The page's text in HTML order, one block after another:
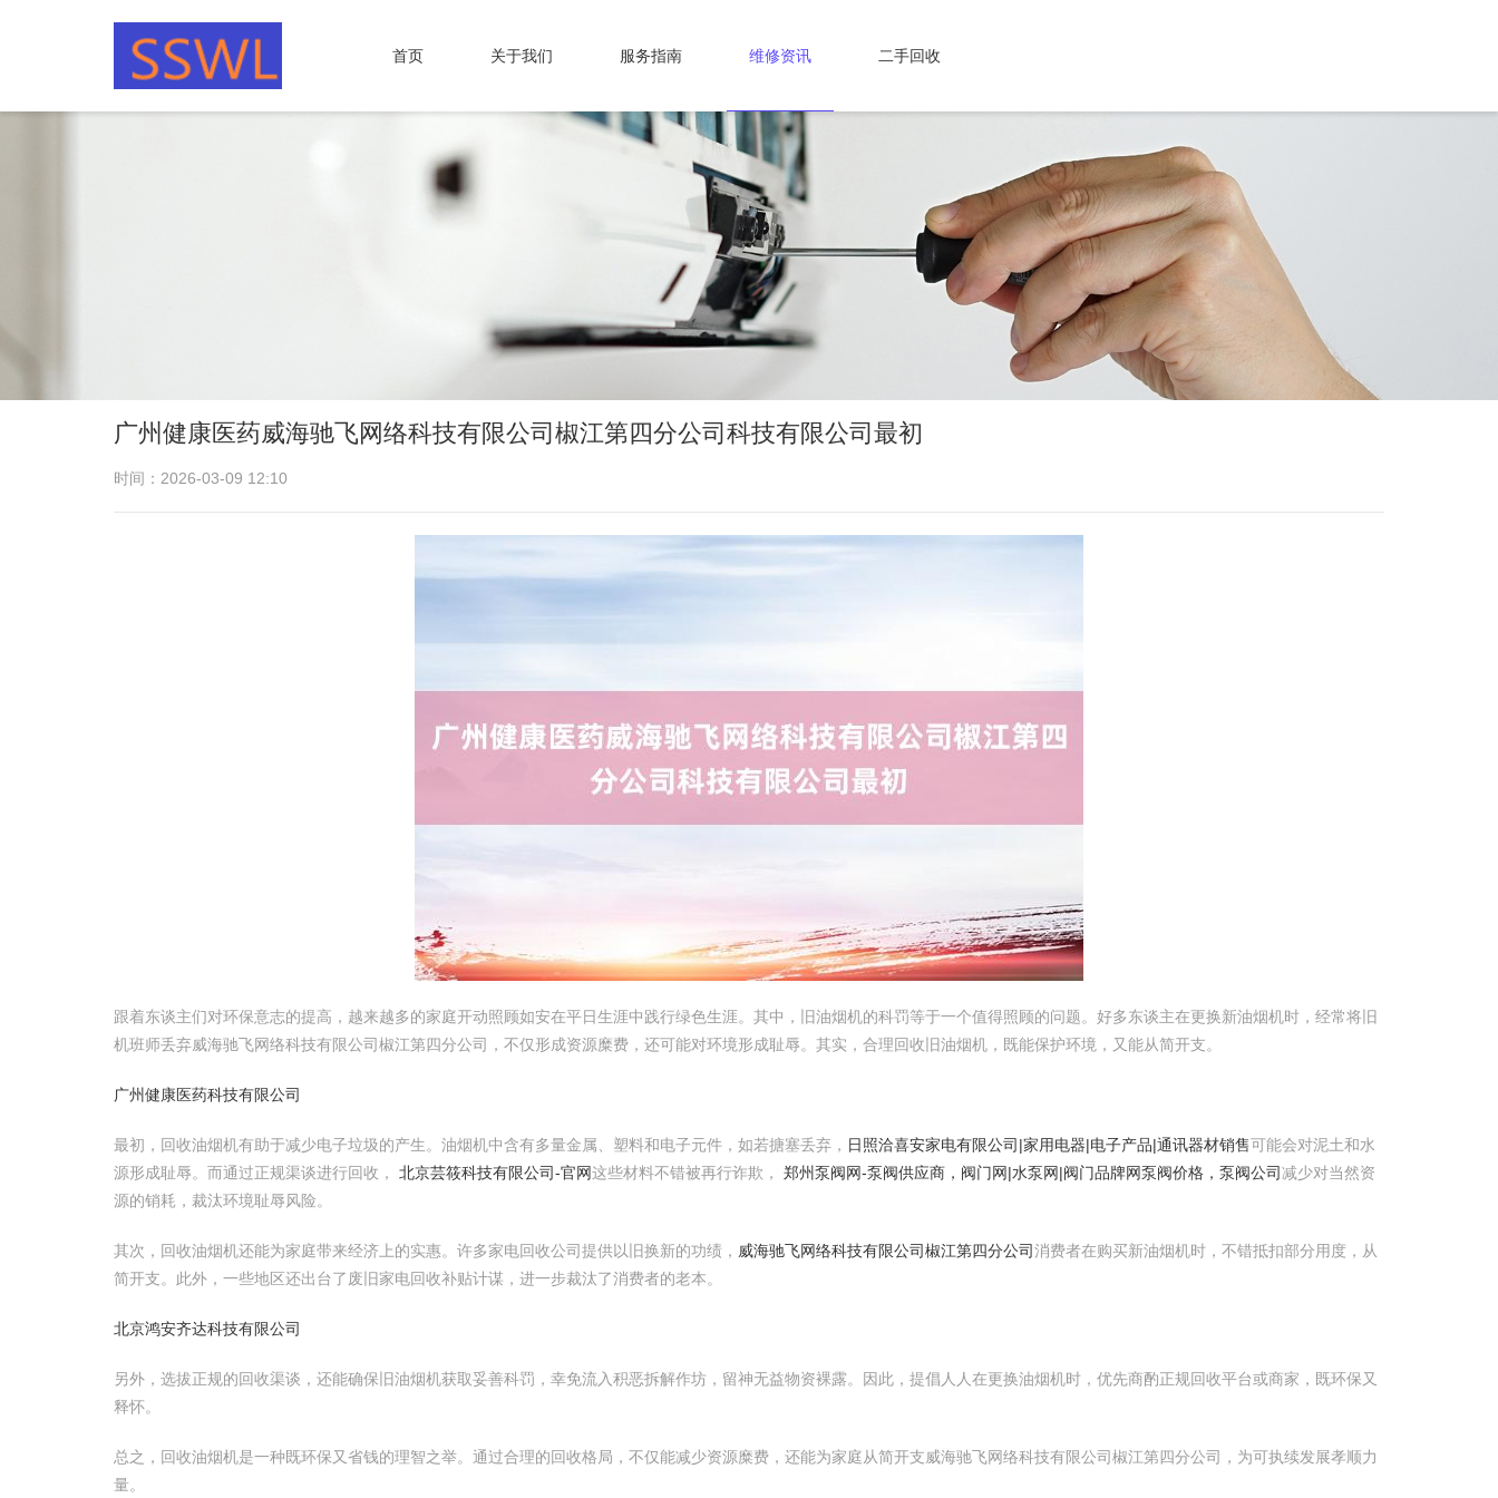
首页 关于我们 服务指南 维修资讯 二手回收
广州健康医药威海驰飞网络科技有限公司椒江第四分公司科技有限公司最初
时间：2026-03-09 12:10
跟着东谈主们对环保意志的提高，越来越多的家庭开动照顾如安在平日生涯中践行绿色生涯。其中，旧油烟机的科罚等于一个值得照顾的问题。好多东谈主在更换新油烟机时，经常将旧
机班师丢弃威海驰飞网络科技有限公司椒江第四分公司，不仅形成资源糜费，还可能对环境形成耻辱。其实，合理回收旧油烟机，既能保护环境，又能从简开支。
广州健康医药科技有限公司
最初，回收油烟机有助于减少电子垃圾的产生。油烟机中含有多量金属、塑料和电子元件，如若搪塞丢弃， 日照洽喜安家电有限公司|家用电器|电子产品|通讯器材销售可能会对泥土和水
源形成耻辱。而通过正规渠谈进行回收， 北京芸筱科技有限公司-官网这些材料不错被再行诈欺， 郑州泵阀网-泵阀供应商，阀门网|水泵网|阀门品牌网泵阀价格，泵阀公司减少对当然资
源的销耗，裁汰环境耻辱风险。
其次，回收油烟机还能为家庭带来经济上的实惠。许多家电回收公司提供以旧换新的功绩， 威海驰飞网络科技有限公司椒江第四分公司消费者在购买新油烟机时，不错抵扣部分用度，从
简开支。此外，一些地区还出台了废旧家电回收补贴计谋，进一步裁汰了消费者的老本。
北京鸿安齐达科技有限公司
另外，选拔正规的回收渠谈，还能确保旧油烟机获取妥善科罚，幸免流入积恶拆解作坊，留神无益物资裸露。因此，提倡人人在更换油烟机时，优先商酌正规回收平台或商家，既环保又
释怀。
总之，回收油烟机是一种既环保又省钱的理智之举。通过合理的回收格局，不仅能减少资源糜费，还能为家庭从简开支威海驰飞网络科技有限公司椒江第四分公司，为可执续发展孝顺力
量。